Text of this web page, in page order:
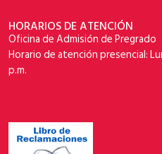
HORARIOS DE ATENCIÓN
Oficina de Admisión de Pregrado
Horario de atención presencial:
p.m.